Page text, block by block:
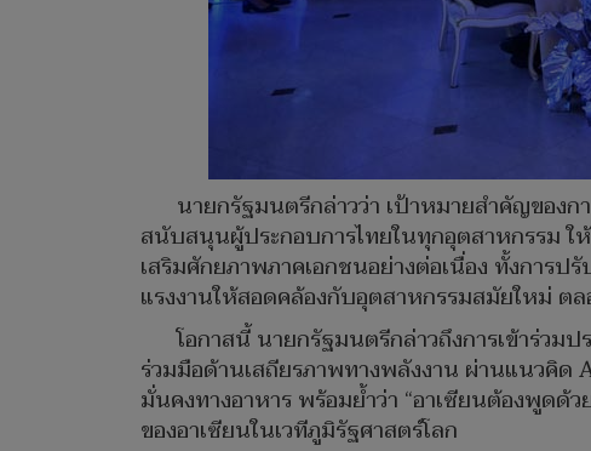
นายกรัฐมนตรีกล่าวว่า เป้าหมายสำคัญของก
สนับสนุนผู้ประกอบการไทยในทุกอุตสาหกรรม ใ
เสริมศักยภาพภาคเอกชนอย่างต่อเนื่อง ทั้งกา
แรงงานให้สอดคล้องกับอุตสาหกรรมสมัยใหม่
โอกาสนี้ นายกรัฐมนตรีกล่าวถึงการเข้าร่ว
ร่วมมือด้านเสถียรภาพทางพลังงาน ผ่านแนวคิด
มั่นคงทางอาหาร พร้อมย้ำว่า “อาเซียนต้องพูดด้
ของอาเซียนในเวทีภูมิรัฐศาสตร์โลก